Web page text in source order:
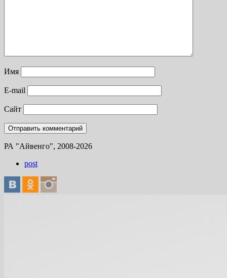
Имя
E-mail
Сайт
РА "Айвенго", 2008-2026
post